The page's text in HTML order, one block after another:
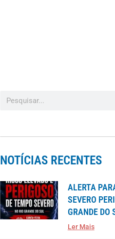
NOTÍCIAS RECENTES
ALERTA
SEVERO
GRANDE DO
Ler Mais